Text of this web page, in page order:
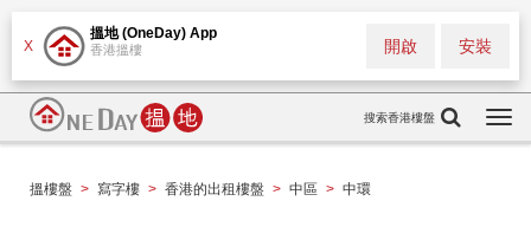
X
搵地 (OneDay) App
香港搵樓 安裝
開啟
搜索香港樓盤
搵樓盤 > 寫字樓 > 香港的出租樓盤 > 中區 > 中環